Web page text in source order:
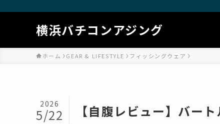
横浜バチコンアジング
ホーム GEAR & LIFESTYLE フィッシングウェア
【自腹レビュー】バー
2026
5/22